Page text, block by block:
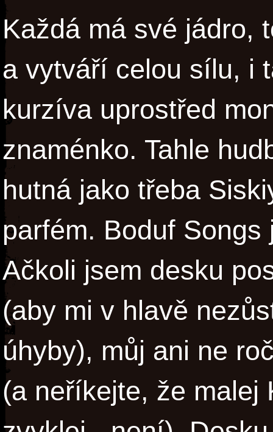
Každá má své jádro,
a vytváří celou sílu, i
kurzíva uprostřed
znaménko. Tahle
hutná jako třeba
parfém. Boduf
Ačkoli jsem desku
(aby mi v hlavě
úhyby), můj ani ne
(a neříkejte, že malej